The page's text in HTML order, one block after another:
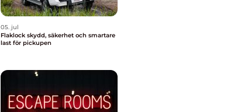
05. jul
Flaklock skydd, säkerhet och smartare
last för pickupen